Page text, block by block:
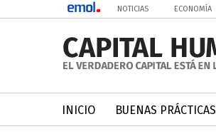
NOTICIAS ECONOMÍA
INICIO BUENAS PRÁCTICAS